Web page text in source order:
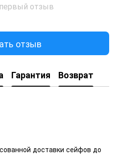
отзыв
отзыв
Гарантия Возврат
доставки сейфов до